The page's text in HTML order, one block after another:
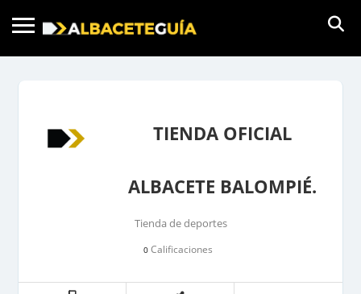
TIENDA OFICIAL
ALBACETE BALOMPIÉ.
Tienda de deportes
0 Calificaciones